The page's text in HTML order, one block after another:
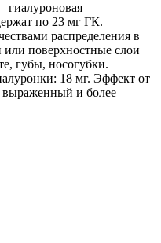
гиалуроновая
по 23 мг ГК.
распределения в
или поверхностные слои
губы, носогубки.
18 мг. Эффект от
выраженный и более